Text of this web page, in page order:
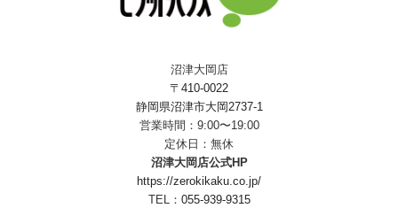
沼津大岡店
〒410-0022
静岡県沼津市大岡2737-1
営業時間：9:00〜19:00
定休日：無休
沼津大岡店公式HP
https://zerokikaku.co.jp/
TEL： 055-939-9315